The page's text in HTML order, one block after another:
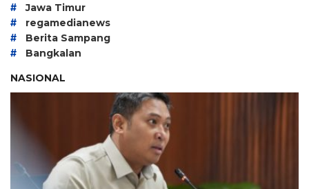
# Jawa Timur
# regamedianews
# Berita Sampang
#
Bangkalan
NASIONAL